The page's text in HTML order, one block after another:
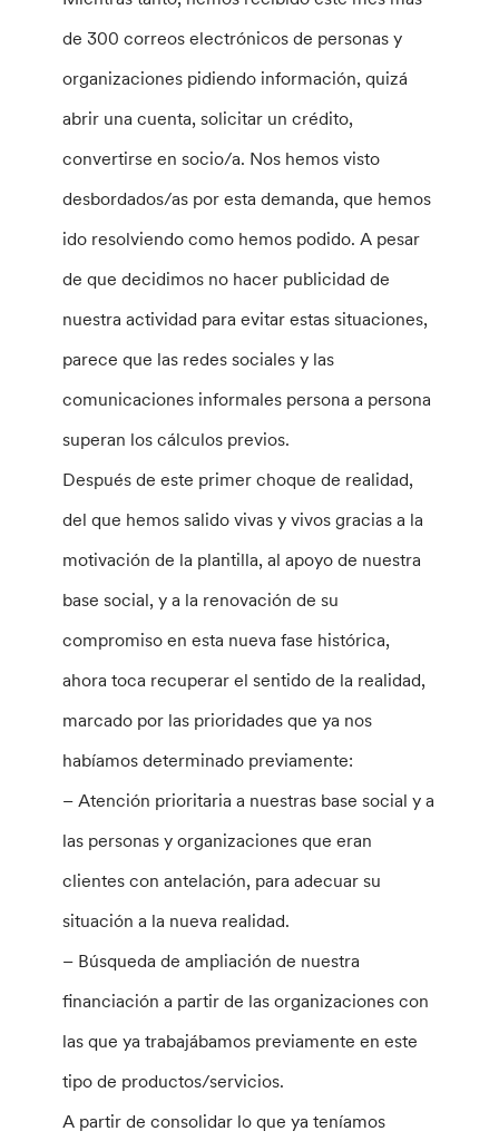
de 300 correos electrónicos de personas y
organizaciones pidiendo información, quizá
abrir una cuenta, solicitar un crédito,
convertirse en socio/a. Nos hemos visto
desbordados/as por esta demanda, que hemos
ido resolviendo como hemos podido. A pesar
de que decidimos no hacer publicidad de
nuestra actividad para evitar estas situaciones,
parece que las redes sociales y las
comunicaciones informales persona a persona
superan los cálculos previos.
Después de este primer choque de realidad,
del que hemos salido vivas y vivos gracias a la
motivación de la plantilla, al apoyo de nuestra
base social, y a la renovación de su
compromiso en esta nueva fase histórica,
ahora toca recuperar el sentido de la realidad,
marcado por las prioridades que ya nos
habíamos determinado previamente:
– Atención prioritaria a nuestras base social y a
las personas y organizaciones que eran
clientes con antelación, para adecuar su
situación a la nueva realidad.
– Búsqueda de ampliación de nuestra
financiación a partir de las organizaciones con
las que ya trabajábamos previamente en este
tipo de productos/servicios.
A partir de consolidar lo que ya teníamos